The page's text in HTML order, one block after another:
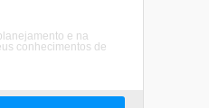
e na
conhecimentos de